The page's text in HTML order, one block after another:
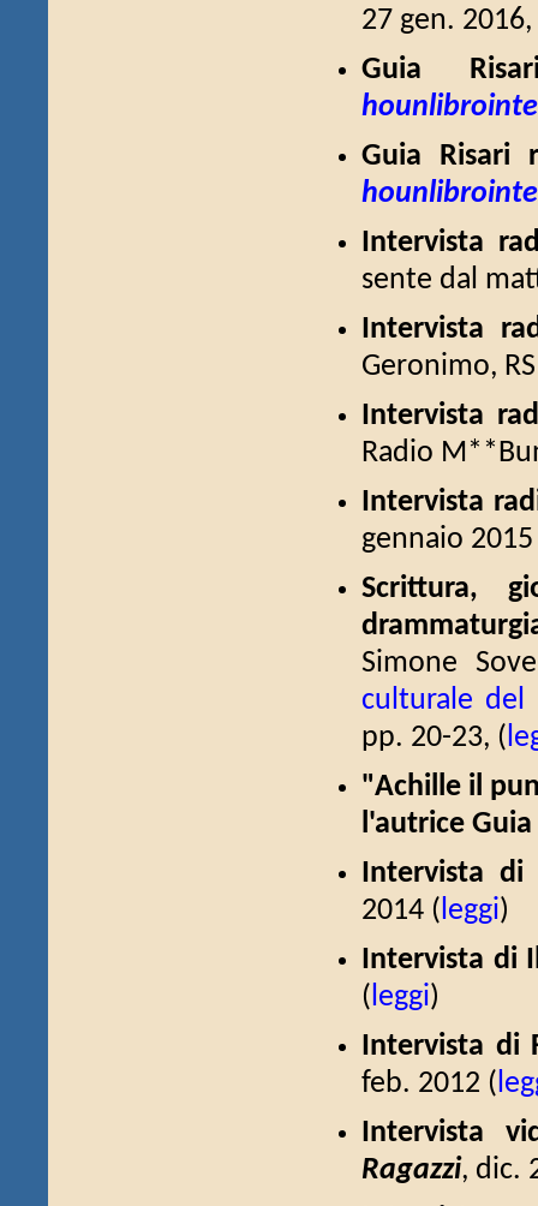
27 gen. 2016,
Guia
Guia Risari
Intervista
sente dal
Intervista
Geronimo,
Intervista
Radio
Intervista
gennaio 2015
Scrittura,
Simone
culturale del
pp. 20-23, (
"Achille il
l'autrice
Intervista di
2014 (leggi)
Intervista di
(leggi)
Intervista di
feb. 2012 (
Intervista
Ragazzi, dic.